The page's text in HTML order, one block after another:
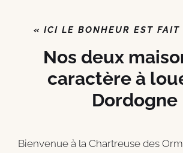
« ICI LE BONHEUR EST FAIT
Nos deux
caractère à
Dordogne
Bienvenue à la Chartreuse des